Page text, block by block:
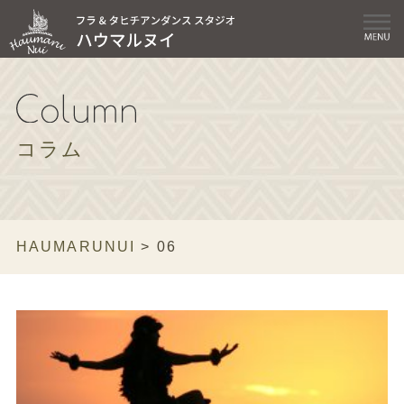
コラム
HAUMARUNUI > 06